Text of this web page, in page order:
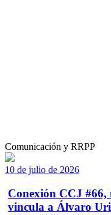
Comunicación y RRPP
10 de julio de 2026
Conexión CCJ #66,
vincula a Álvaro